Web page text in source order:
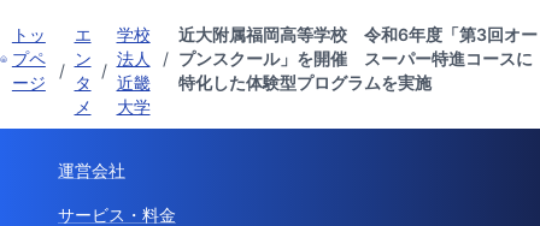
トッ
プペ
ージ
/
エ
ン
タ
メ
/
学校
法人
近畿
大学
/
近大附属福岡高等学校 令和6年度「第3回オー
プンスクール」を開催 スーパー特進コースに
特化した体験型プログラムを実施
運営会社
サービス・料金